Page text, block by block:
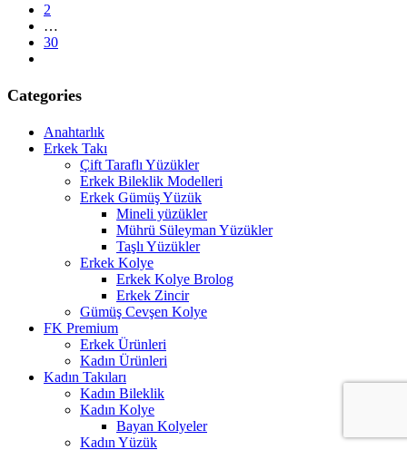
2
…
30
Categories
Anahtarlık
Erkek Takı
Çift Taraflı Yüzükler
Erkek Bileklik Modelleri
Erkek Gümüş Yüzük
Mineli yüzükler
Mührü Süleyman Yüzükler
Taşlı Yüzükler
Erkek Kolye
Erkek Kolye Brolog
Erkek Zincir
Gümüş Cevşen Kolye
FK Premium
Erkek Ürünleri
Kadın Ürünleri
Kadın Takıları
Kadın Bileklik
Kadın Kolye
Bayan Kolyeler
Kadın Yüzük